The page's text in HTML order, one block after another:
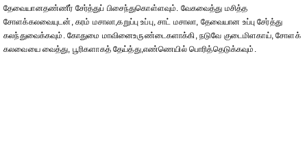
தேவையானதண்ணீர் சேர்த்துப் பிசைந்துகொள்ளவும். வேகவைத்து மசித்த
சோளக்கலவையுடன், கரம் மசாலா,கறுப்பு உப்பு, சாட் மசாலா, தேவையான உப்பு சேர்த்து
கலந்துவைக்கவும். கோதுமை மாவினைஉருண்டைகளாக்கி, நடுவே குடைமிளகாய், சோளக்
கலவையை வைத்து, பூரிகளாகத் தேய்த்து,எண்ணெயில் பொரித்தெடுக்கவும்.